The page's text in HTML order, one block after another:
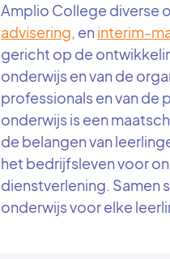
Amplio College diverse
advisering, en interim-
gericht op de
onderwijs en van de
professionals en van de
onderwijs is een
de belangen van
het bedrijfsleven voor
dienstverlening. Samen
onderwijs voor elke